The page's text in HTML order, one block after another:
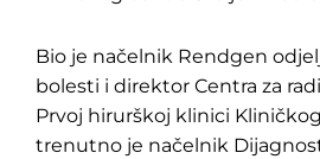
Bio je načelnik Rendgen
bolesti i direktor Centra za
Prvoj hirurškoj klinici
trenutno je načelnik